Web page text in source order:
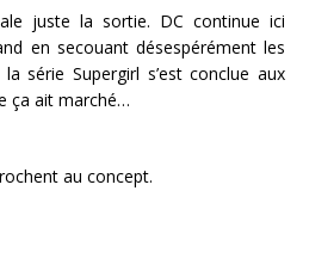
juste la sortie. DC continue ici
en secouant désespérément les
série Supergirl s’est conclue aux
ça ait marché…
au concept.